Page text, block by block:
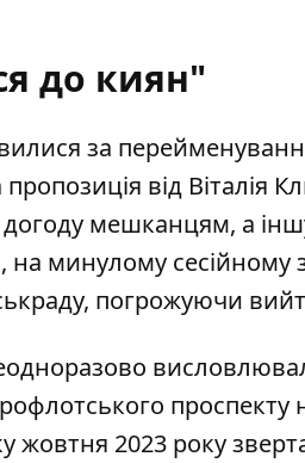
до киян"
за
від Віталія
догоду мешканцям, а
минулому сесійному
, погрожуючи
проспекту
жовтня 2023 року